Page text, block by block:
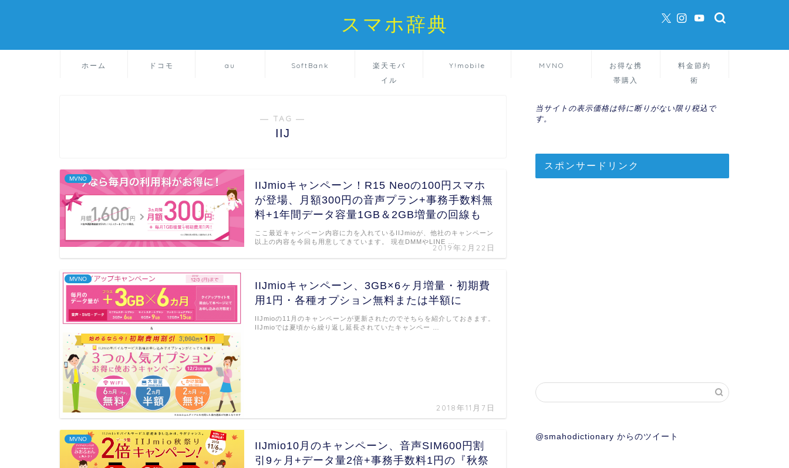
スマホ辞典
ホーム ドコモ au SoftBank
楽天モバ
イル
Y!mobile MVNO
お得な携
帯購入
料金節約
術
― TAG ―
IIJ
MVNO
IIJmioキャンペーン！R15 Neoの100円スマホ
が登場、月額300円の音声プラン+事務手数料無
料+1年間データ容量1GB＆2GB増量の回線も
2019年2月22日
ここ最近キャンペーン内容に力を入れているIIJmioが、他社のキャンペーン
以上の内容を今回も用意してきています。 現在DMMやLINE …
MVNO
IIJmioキャンペーン、3GB×6ヶ月増量・初期費
用1円・各種オプション無料または半額に
2018年11月7日
IIJmioの11月のキャンペーンが更新されたのでそちらを紹介しておきます。
IIJmioでは夏頃から繰り返し延長されていたキャンペー …
MVNO
IIJmio10月のキャンペーン、音声SIM600円割
引9ヶ月+データ量2倍+事務手数料1円の『秋祭
当サイトの表示価格は特に断りがない限り税込で
す。
スポンサードリンク
@smahodictionary からのツイート